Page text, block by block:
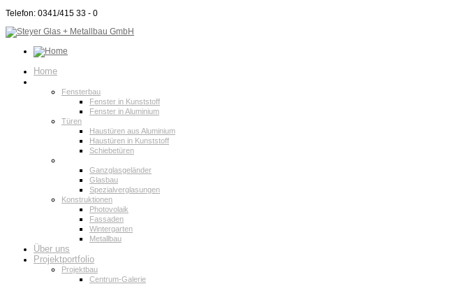
Telefon: 0341/415 33 - 0
Home
Fensterbau
Fenster in Kunststoff
Fenster in Aluminium
Türen
Haustüren aus Aluminium
Haustüren in Kunststoff
Schiebetüren
Ganzglasgeländer
Glasbau
Spezialverglasungen
Konstruktionen
Photovolaik
Fassaden
Wintergarten
Metallbau
Über uns
Projektportfolio
Projektbau
Centrum-Galerie